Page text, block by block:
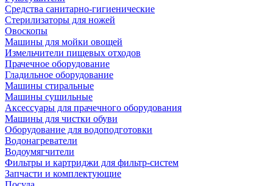
Средства санитарно-гигиенические
Стерилизаторы для ножей
Овоскопы
Машины для мойки овощей
Измельчители пищевых отходов
Прачечное оборудование
Гладильное оборудование
Машины стиральные
Машины сушильные
Аксессуары для прачечного оборудования
Машины для чистки обуви
Оборудование для водоподготовки
Водонагреватели
Водоумягчители
Фильтры и картриджи для фильтр-систем
Запчасти и комплектующие